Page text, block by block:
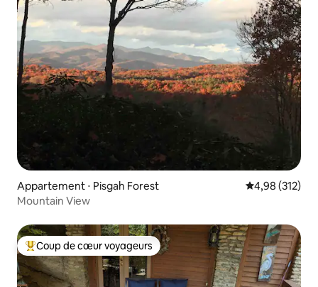
Appartement ⋅ Pisgah Forest Évaluation
4,98 (312)
Mountain View
Coups de cœur voyageurs les plus appréciés
Coup de cœur voyageurs